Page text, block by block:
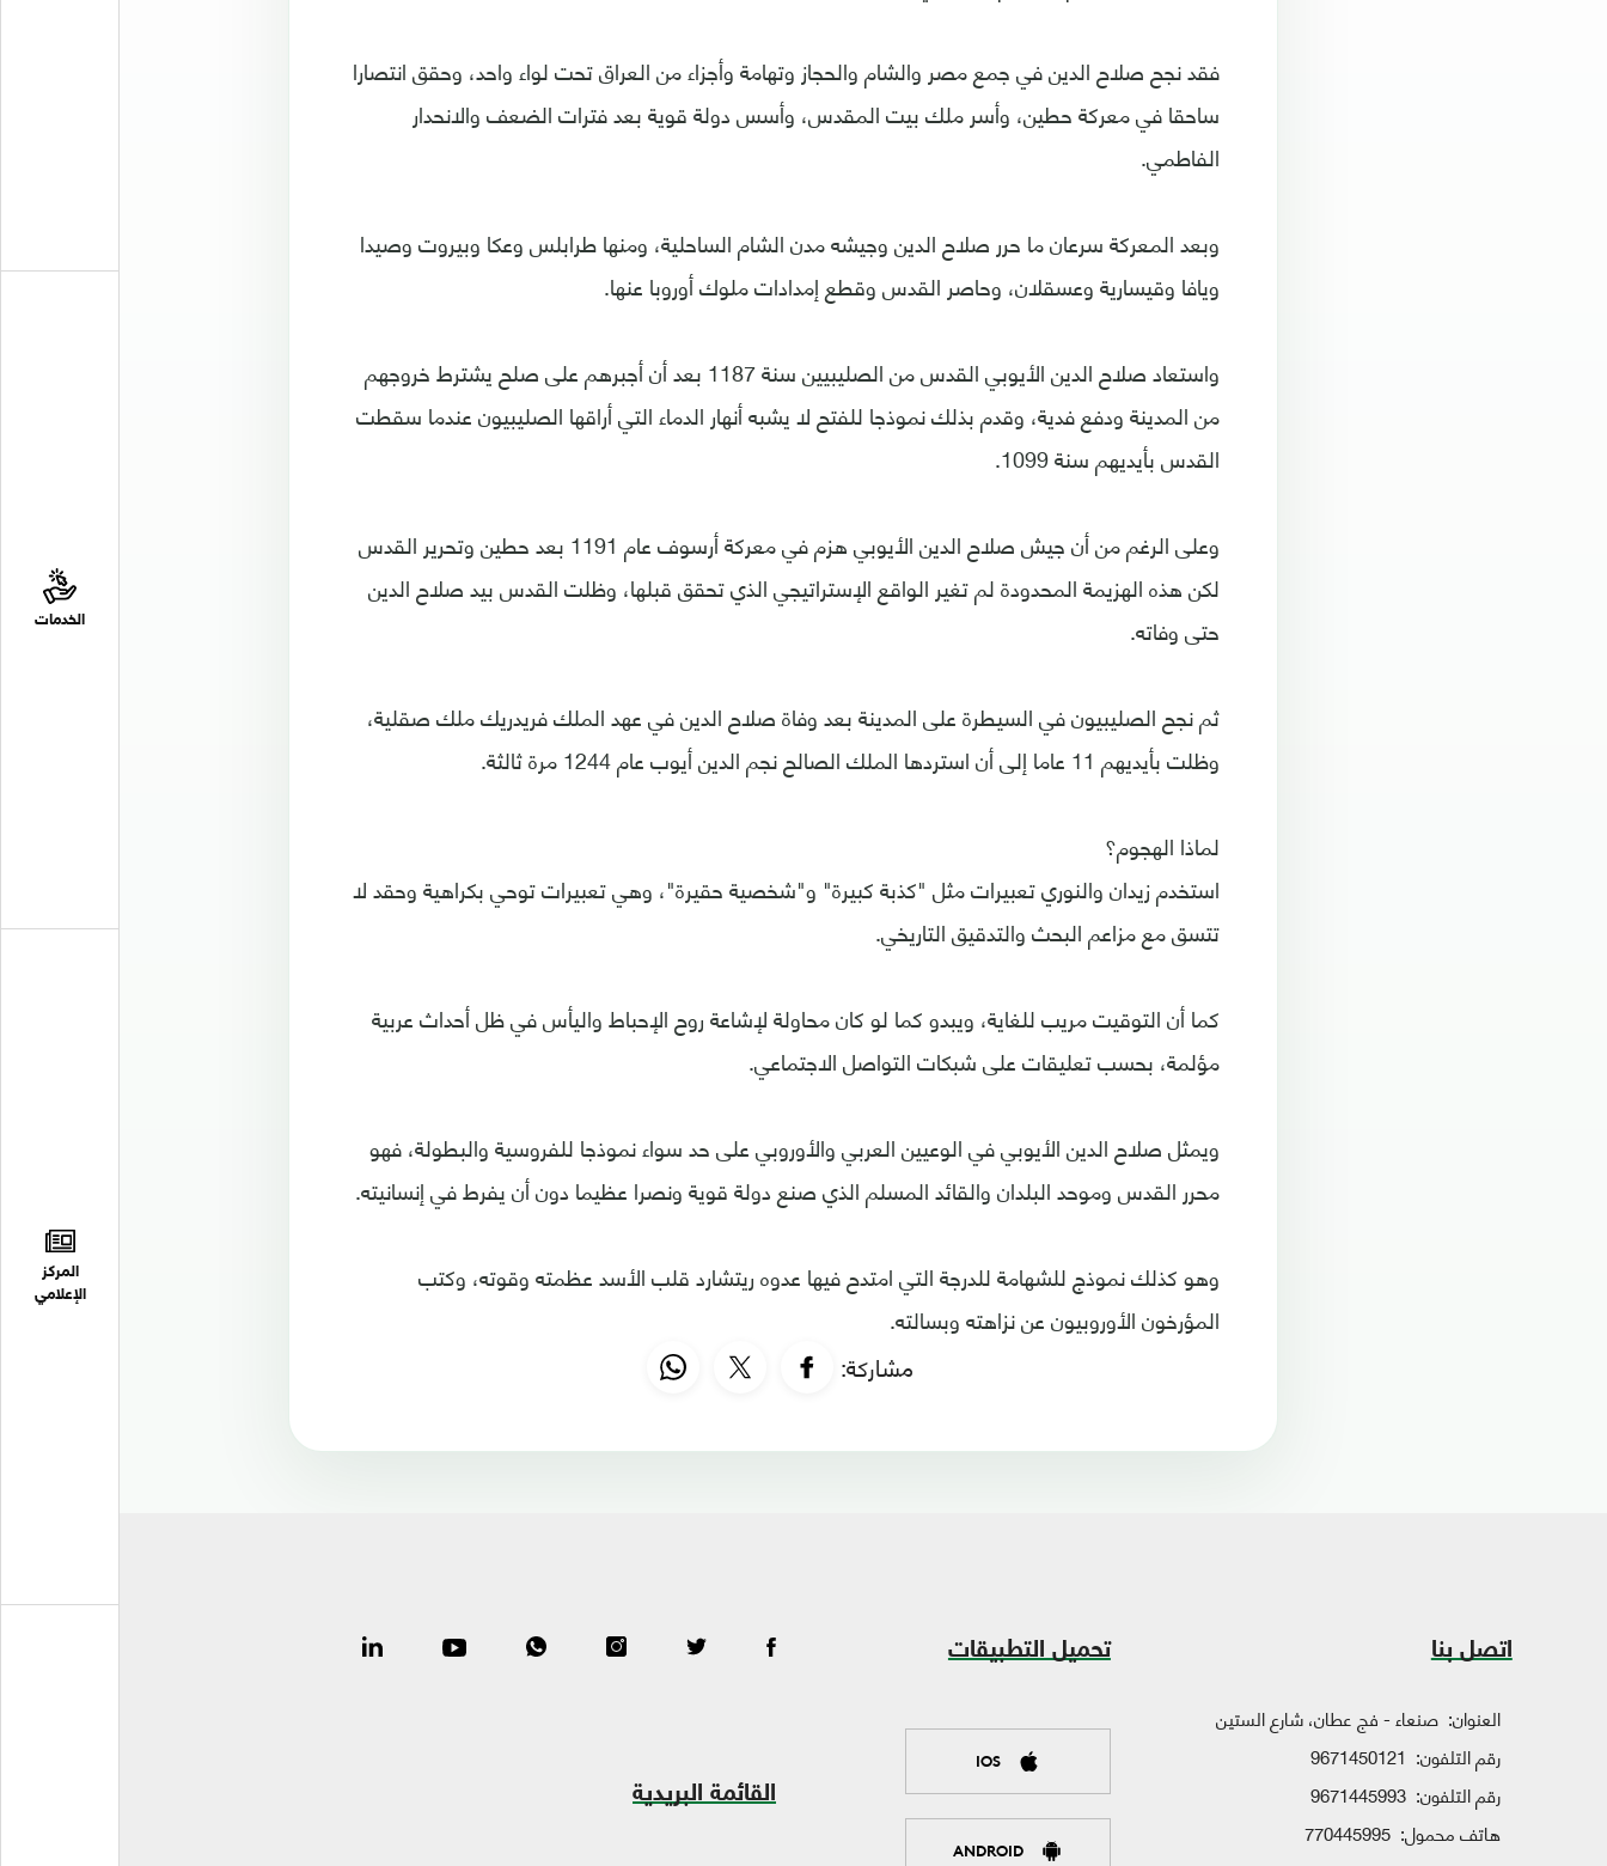
الخدمات
المركز
الإعلامي
فقد نجح صلاح الدين في جمع مصر والشام والحجاز وتهامة وأجزاء من العراق تحت لواء واحد، وحقق انتصارا
ساحقا في معركة حطين، وأسر ملك بيت المقدس، وأسس دولة قوية بعد فترات الضعف والانحدار
الفاطمي.
وبعد المعركة سرعان ما حرر صلاح الدين وجيشه مدن الشام الساحلية، ومنها طرابلس وعكا وبيروت وصيدا
ويافا وقيسارية وعسقلان، وحاصر القدس وقطع إمدادات ملوك أوروبا عنها.
واستعاد صلاح الدين الأيوبي القدس من الصليبيين سنة 1187 بعد أن أجبرهم على صلح يشترط خروجهم
من المدينة ودفع فدية، وقدم بذلك نموذجا للفتح لا يشبه أنهار الدماء التي أراقها الصليبيون عندما سقطت
القدس بأيديهم سنة 1099.
وعلى الرغم من أن جيش صلاح الدين الأيوبي هزم في معركة أرسوف عام 1191 بعد حطين وتحرير القدس
لكن هذه الهزيمة المحدودة لم تغير الواقع الإستراتيجي الذي تحقق قبلها، وظلت القدس بيد صلاح الدين
حتى وفاته.
ثم نجح الصليبيون في السيطرة على المدينة بعد وفاة صلاح الدين في عهد الملك فريدريك ملك صقلية،
وظلت بأيديهم 11 عاما إلى أن استردها الملك الصالح نجم الدين أيوب عام 1244 مرة ثالثة.
لماذا الهجوم؟
استخدم زيدان والنوري تعبيرات مثل "كذبة كبيرة" و"شخصية حقيرة"، وهي تعبيرات توحي بكراهية وحقد لا
تتسق مع مزاعم البحث والتدقيق التاريخي.
كما أن التوقيت مريب للغاية، ويبدو كما لو كان محاولة لإشاعة روح الإحباط واليأس في ظل أحداث عربية
مؤلمة، بحسب تعليقات على شبكات التواصل الاجتماعي.
ويمثل صلاح الدين الأيوبي في الوعيين العربي والأوروبي على حد سواء نموذجا للفروسية والبطولة، فهو
محرر القدس وموحد البلدان والقائد المسلم الذي صنع دولة قوية ونصرا عظيما دون أن يفرط في إنسانيته.
وهو كذلك نموذج للشهامة للدرجة التي امتدح فيها عدوه ريتشارد قلب الأسد عظمته وقوته، وكتب
المؤرخون الأوروبيون عن نزاهته وبسالته.
مشاركة:
اتصل بنا
العنوان: صنعاء - فج عطان، شارع الستين
رقم التلفون: 9671450121
رقم التلفون: 9671445993
هاتف محمول: 770445995
تحميل التطبيقات
IOS
ANDROID
القائمة البريدية